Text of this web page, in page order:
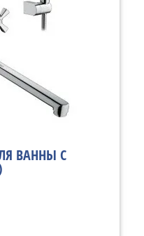
ВАННЫ С